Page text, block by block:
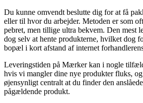
Du kunne omvendt beslutte dig for at få
eller til hvor du arbejder. Metoden er som
pebret, men tillige ultra bekvem. Den mest
dog selv at hente produkterne, hvilket dog
bopæl i kort afstand af internet
Leveringstiden på Mærker kan i nogle
hvis vi mangler dine nye produkter fluks,
øjensynligt centralt at du finder den
pågældende produkt.